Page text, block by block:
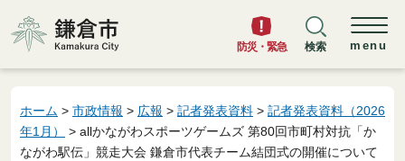
鎌倉市
防災・緊急 検索 menu
ホーム > 市政情報 > 広報 > 記者発表資料 > 記者発表資料（2026
年1月）
> allかながわスポーツゲームズ 第80回市町村対抗「か
ながわ駅伝」競走大会 鎌倉市代表チーム結団式の開催について